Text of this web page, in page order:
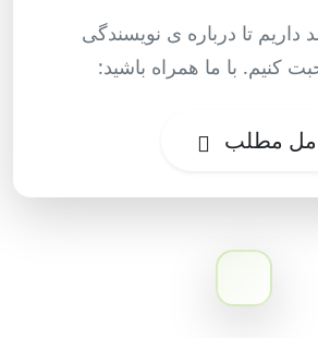
داریم تا درباره ی نویسندگی
کنیم. با ما همراه باشید:
مطلب